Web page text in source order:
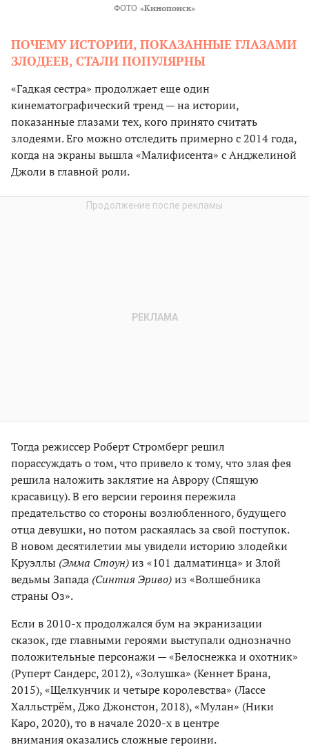
ФОТО «Кинопоиск»
ПОЧЕМУ ИСТОРИИ, ПОКАЗАННЫЕ ГЛАЗАМИ
ЗЛОДЕЕВ, СТАЛИ ПОПУЛЯРНЫ
«Гадкая сестра» продолжает еще один
кинематографический тренд — на истории,
показанные глазами тех, кого принято считать
злодеями. Его можно отследить примерно с 2014 года,
когда на экраны вышла «Малифисента» с Анджелиной
Джоли в главной роли.
Тогда режиссер Роберт Стромберг решил
порассуждать о том, что привело к тому, что злая фея
решила наложить заклятие на Аврору (Спящую
красавицу). В его версии героиня пережила
предательство со стороны возлюбленного, будущего
отца девушки, но потом раскаялась за свой поступок.
В новом десятилетии мы увидели историю злодейки
Круэллы (Эмма Стоун)из «101 далматинца» и Злой
ведьмы Запада (Синтия Эриво)из «Волшебника
страны Оз».
Если в 2010-х продолжался бум на экранизации
сказок, где главными героями выступали однозначно
положительные персонажи — «Белоснежка и охотник»
(Руперт Сандерс, 2012), «Золушка» (Кеннет Брана,
2015), «Щелкунчик и четыре королевства» (Лассе
Халльстрём, Джо Джонстон, 2018), «Мулан» (Ники
Каро, 2020), то в начале 2020-х в центре
внимания оказались сложные героини.